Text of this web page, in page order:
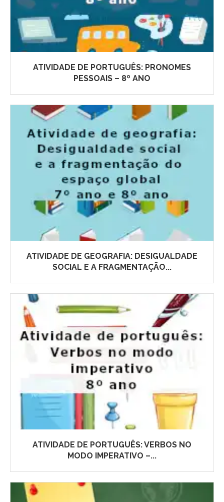
ATIVIDADE DE PORTUGUÊS: PRONOMES
PESSOAIS – 8º ANO
ATIVIDADE DE GEOGRAFIA: DESIGUALDADE
SOCIAL E A FRAGMENTAÇÃO...
ATIVIDADE DE PORTUGUÊS: VERBOS NO
MODO IMPERATIVO –...